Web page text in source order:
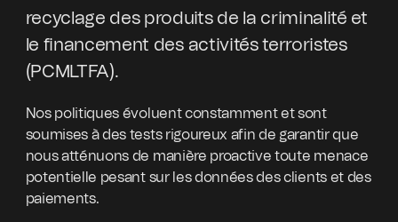
recyclage des produits de la criminalité et
le financement des activités terroristes
(PCMLTFA).
Nos politiques évoluent constamment et sont
soumises à des tests rigoureux afin de garantir que
nous atténuons de manière proactive toute menace
potentielle pesant sur les données des clients et des
paiements.